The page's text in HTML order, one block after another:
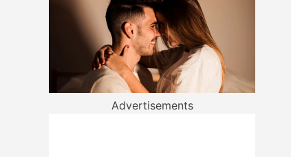
Advertisements